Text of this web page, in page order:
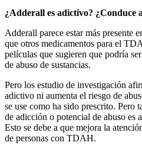
¿Adderall es adictivo? ¿Conduce
Adderall parece estar más presente
que otros medicamentos para el
películas que sugieren que podría
de abuso de sustancias.
Pero los estudio de investigación
adictivo ni aumenta el riesgo de
se use como ha sido prescrito. Pero
de adicción o potencial de abuso es
Esto se debe a que mejora la
de personas con TDAH.